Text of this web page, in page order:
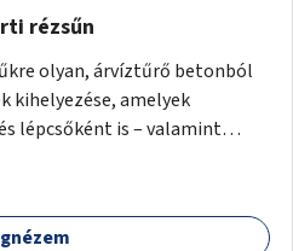
rézsűn
olyan, árvíztűrő betonból
kihelyezése, amelyek
lépcsőként is – valamint